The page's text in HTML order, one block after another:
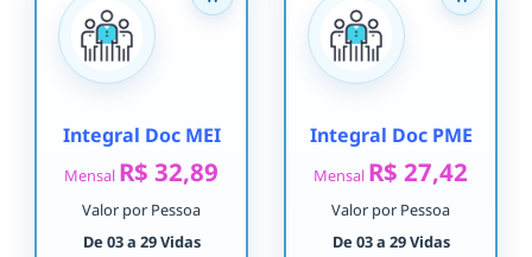
Integral Doc MEI
Mensal R$ 32,89
Valor por Pessoa
De 03 a 29 Vidas
Integral Doc PME
Mensal R$ 27,42
Valor por Pessoa
De 03 a 29 Vidas